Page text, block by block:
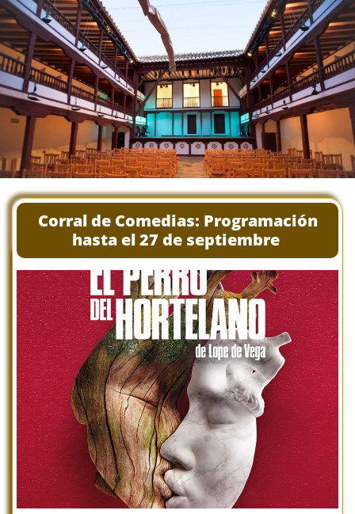
Corral de Comedias: Programación
hasta el 27 de septiembre